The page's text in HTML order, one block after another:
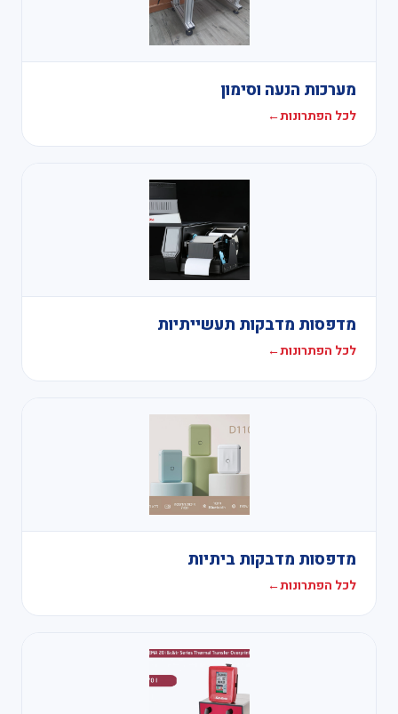
מערכות הנעה וסימון
לכל הפתרונות←
מדפסות מדבקות תעשייתיות
לכל הפתרונות←
מדפסות מדבקות ביתיות
לכל הפתרונות←